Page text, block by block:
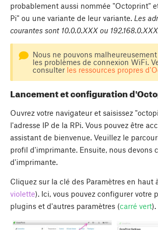
probablement aussi nommée "Octoprint"
Pi" ou une variante de leur variante. Les
courantes sont 10.0.0.XXX ou
Nous ne pouvons
les problèmes de connexion WiFi.
consulter les ressources propres
Lancement et configuration
Ouvrez votre navigateur et saisissez
l'adresse IP de la RPi. Vous pouvez être
assistant de bienvenue. Veuillez le
profil d'imprimante. Ensuite, nous devons
d'imprimante.
Cliquez sur la clé des Paramètres en haut
violette). Ici, vous pouvez configurer votre
plugins et d'autres paramètres (carré vert).